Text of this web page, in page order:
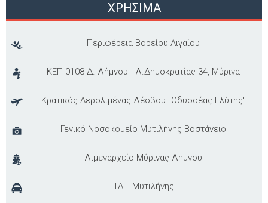
ΧΡΗΣΙΜΑ
Περιφέρεια Βορείου Αιγαίου
ΚΕΠ 0108 Δ. Λήμνου - Λ.Δημοκρατίας 34, Μύρινα
Κρατικός Αερολιμένας Λέσβου "Οδυσσέας Ελύτης"
Γενικό Νοσοκομείο Μυτιλήνης Βοστάνειο
Λιμεναρχείο Μύρινας Λήμνου
ΤΑΞΙ Μυτιλήνης